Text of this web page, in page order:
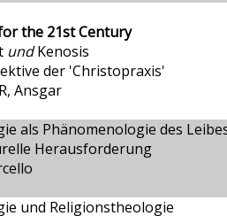
the 21st Century
undKenosis
der 'Christopraxis'
Ansgar
als Phänomenologie des
Herausforderung
und Religionstheologie